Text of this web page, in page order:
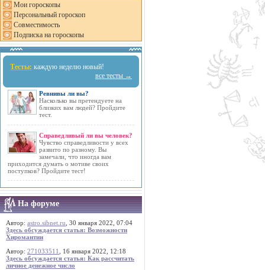
Мои гороскопы
Персональный гороскоп
Совместимость
Подписка на гороскопы
Тесты: каждую неделю новый!
все тесты →
Ревнивы ли вы?
Насколько вы претендуете на
близких вам людей? Пройдите
тест.
Справедливый ли вы человек?
Чувство справедливости у всех
развито по разному. Вы
замечали, что иногда вам
приходится думать о мотиве своих
поступков? Пройдите тест!
На форуме
Автор: astro.sibnet.ru , 30 января 2022, 07:04
Здесь обсуждается статья: Возможности
Хиромантии
Автор: 271033511
, 16 января 2022, 12:18
Здесь обсуждается статья: Как рассчитать
личное денежное число